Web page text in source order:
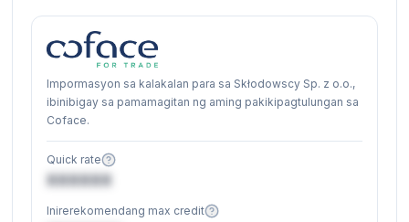
Impormasyon sa kalakalan para sa Skłodowscy Sp. z o.o.,
ibinibigay sa pamamagitan ng aming pakikipagtulungan sa
Coface.
Quick rate
XXXXXX
Inirerekomendang max credit